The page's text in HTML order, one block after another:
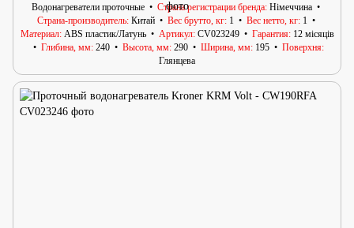
Водонагреватели проточные
Страна регистрации бренда Німеччина
Страна-производитель Китай Вес брутто, кг 1 Вес нетто, кг 1
Материал ABS пластик/Латунь Артикул CV023249 Гарантия 12 місяців
Глибина, мм 240 Высота, мм 290 Ширина, мм 195
Поверхня
Глянцева